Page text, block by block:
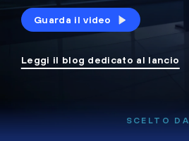
Guarda il video
Leggi il blog dedicato al lancio
SCELTO DA